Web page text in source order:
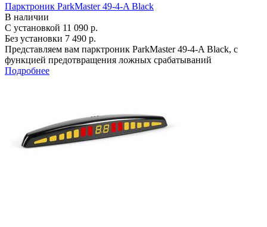
Парктроник ParkMaster 49-4-A Black
В наличии
С установкой 11 090 р.
Без установки 7 490 р.
Представляем вам парктроник ParkMaster 49-4-A Black, с
функцией предотвращения ложных срабатываний
Подробнее